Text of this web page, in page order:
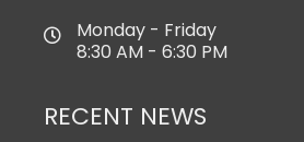
Monday - Friday
8:30 AM - 6:30 PM
RECENT NEWS